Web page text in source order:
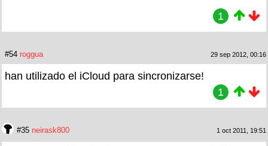
1
#54 roggua 29 sep 2012, 00:16
han utilizado el iCloud para sincronizarse!
1
#35 neirask800 1 oct 2011, 19:51